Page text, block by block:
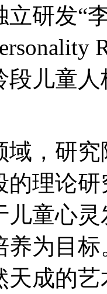
立研发“
段儿童
域，研
的理论
儿童心
养为目
天成的